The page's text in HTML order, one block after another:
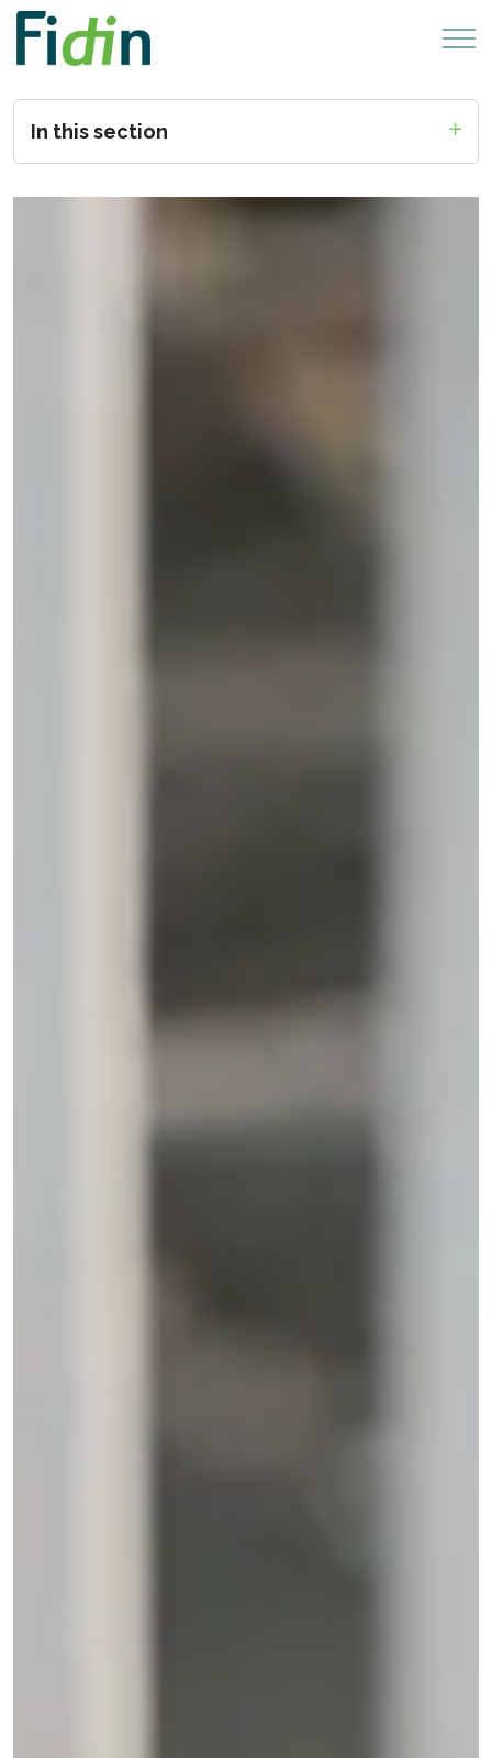
In this section